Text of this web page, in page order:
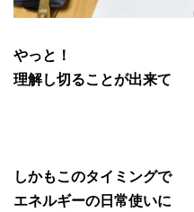
やっと！
理解し切ることが出来て
しかもこのタイミングで
エネルギーの日常使いに